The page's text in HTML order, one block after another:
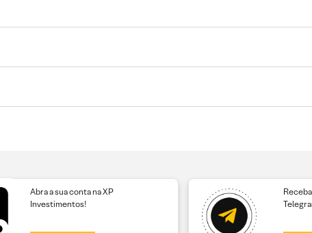
Abra a sua conta na XP
Investimentos!